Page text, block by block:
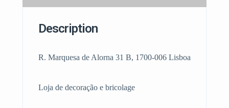
Description
R. Marquesa de Alorna 31 B, 1700-006 Lisboa
Loja de decoração e bricolage